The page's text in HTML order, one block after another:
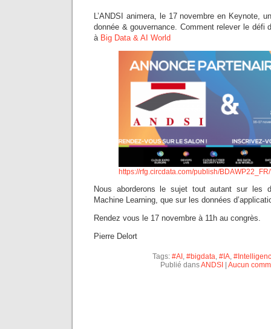
L’ANDSI animera, le 17 novembre en Keynote,
donnée & gouvernance. Comment relever le défi
à Big Data & AI World
https://rfg.circdata.com/publish/
Nous aborderons le sujet tout autant sur les
Machine Learning, que sur les données
Rendez vous le 17 novembre à 11h au congrès.
Pierre Delort
Tags: #AI , #bigdata, #IA,
Publié dansANDSI Aucun